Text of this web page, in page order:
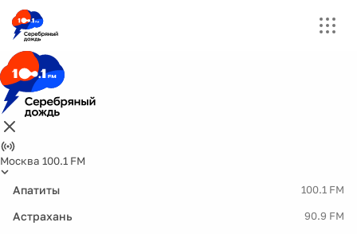
Москва 100.1 FM
Апатиты 100.1 FM
Астрахань 90.9 FM